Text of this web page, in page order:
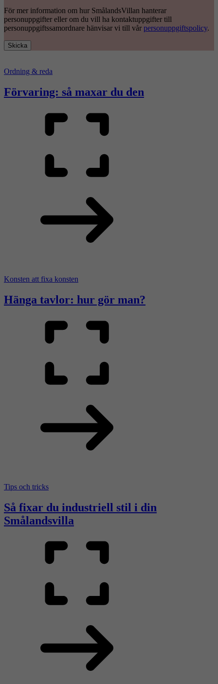
För mer information om hur SmålandsVillan hanterar
personuppgifter eller om du vill ha kontaktuppgifter till
personuppgiftssamordnare hänvisar vi till vår personuppgiftspolicy.
Skicka
Ordning & reda
Förvaring: så maxar du den
Konsten att fixa konsten
Hänga tavlor: hur gör man?
Tips och tricks
Så fixar du industriell stil i din
Smålandsvilla